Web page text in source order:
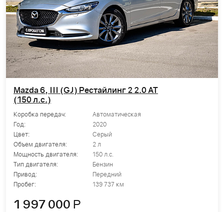
Mazda 6, III (GJ) Рестайлинг 2 2.0 AT
(150 л.с.)
Коробка передач:
Автоматическая
Год:
2020
Цвет:
Серый
Объем двигателя:
2 л
Мощность двигателя:
150 л.с.
Тип двигателя:
Бензин
Привод:
Передний
Пробег:
139 737 км
1 997 000 Р